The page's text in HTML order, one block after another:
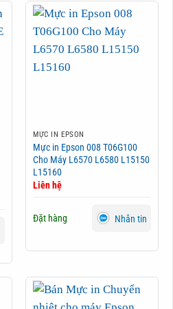
MỰC IN EPSON
Mực in Epson 008 T06G100
Cho Máy L6570 L6580 L15150
L15160
Liên hệ
Đặt hàng Nhắn tin